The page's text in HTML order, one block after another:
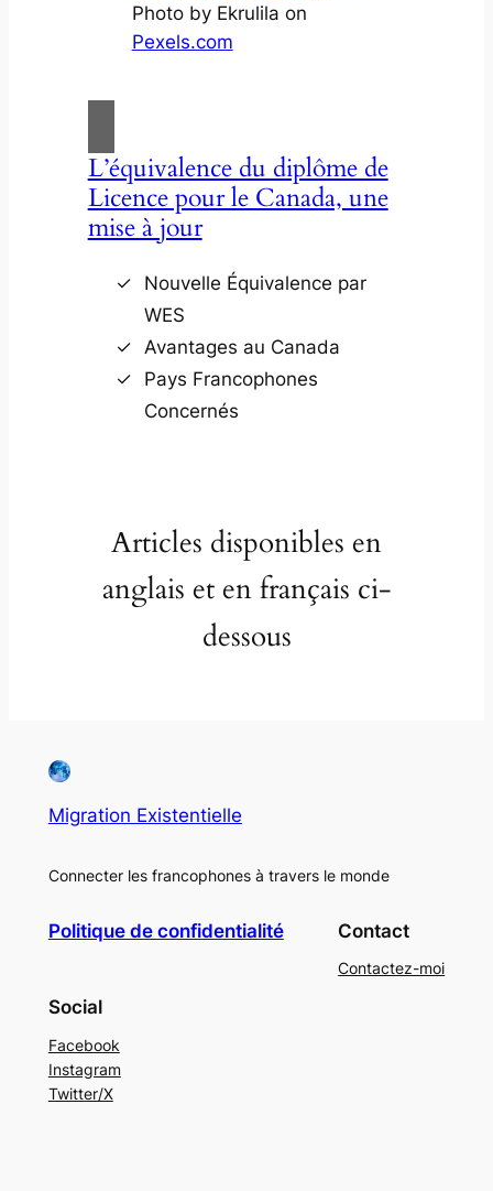
Photo by Ekrulila on
Pexels.com
L’équivalence du diplôme de
Licence pour le Canada, une
mise à jour
Nouvelle Équivalence par
WES
Avantages au Canada
Pays Francophones
Concernés
Articles disponibles en
anglais et en français ci-
dessous
Migration Existentielle
Connecter les francophones à travers le monde
Politique de confidentialité Contact
Contactez-moi
Social
Facebook
Instagram
Twitter/X